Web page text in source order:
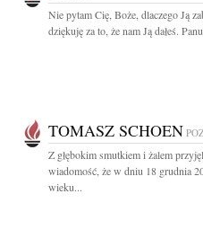
Nie pytam Cię, Boże, dlaczego Ją
dziękuję za to, że nam Ją dałeś.
TOMASZ SCHOEN
Z głębokim smutkiem i żalem
wiadomość, że w dniu 18 grudnia
wieku...